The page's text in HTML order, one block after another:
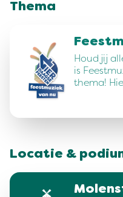
Thema
Houd jij
is
thema!
Locatie &